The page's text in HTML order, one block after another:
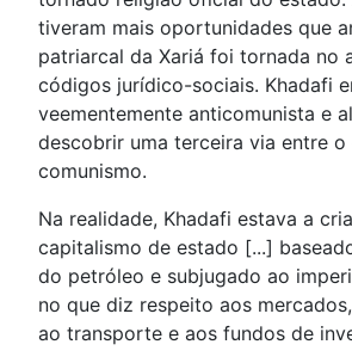
tiveram mais oportunidades que
patriarcal da Xariá foi tornada no
códigos jurídico-sociais. Khadafi
veementemente anticomunista e
descobrir uma terceira via entre
comunismo.
Na realidade, Khadafi estava a
capitalismo de estado [...]
do petróleo e subjugado ao
no que diz respeito aos
ao transporte e aos fundos de